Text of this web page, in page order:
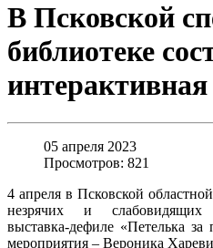
В Псковской
библиотеке
05 апреля 2023
Просмотров: 821
4 апреля в Псковской
незрячих и слабовидящих
выставка-дефиле «Петелька
мероприятия – Вероника